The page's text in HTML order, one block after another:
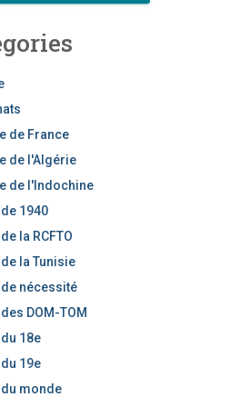
de France
de l'Algérie
de l'Indochine
1940
la RCFTO
la Tunisie
nécessité
DOM-TOM
18e
19e
monde